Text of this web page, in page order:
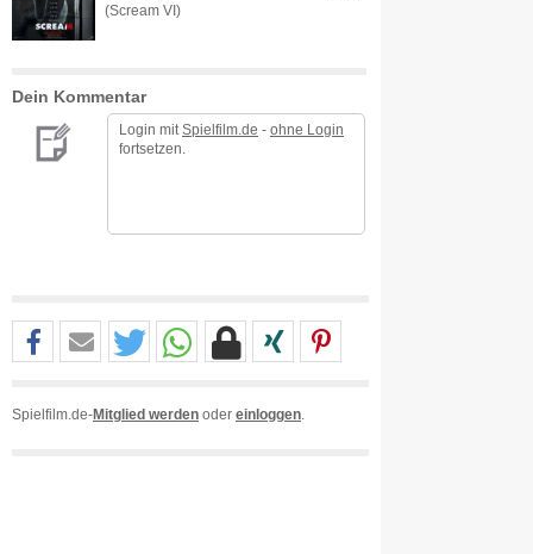
(Scream VI)
Dein Kommentar
Login mit Spielfilm.de - ohne Login
fortsetzen.
Spielfilm.de-Mitglied werden oder einloggen